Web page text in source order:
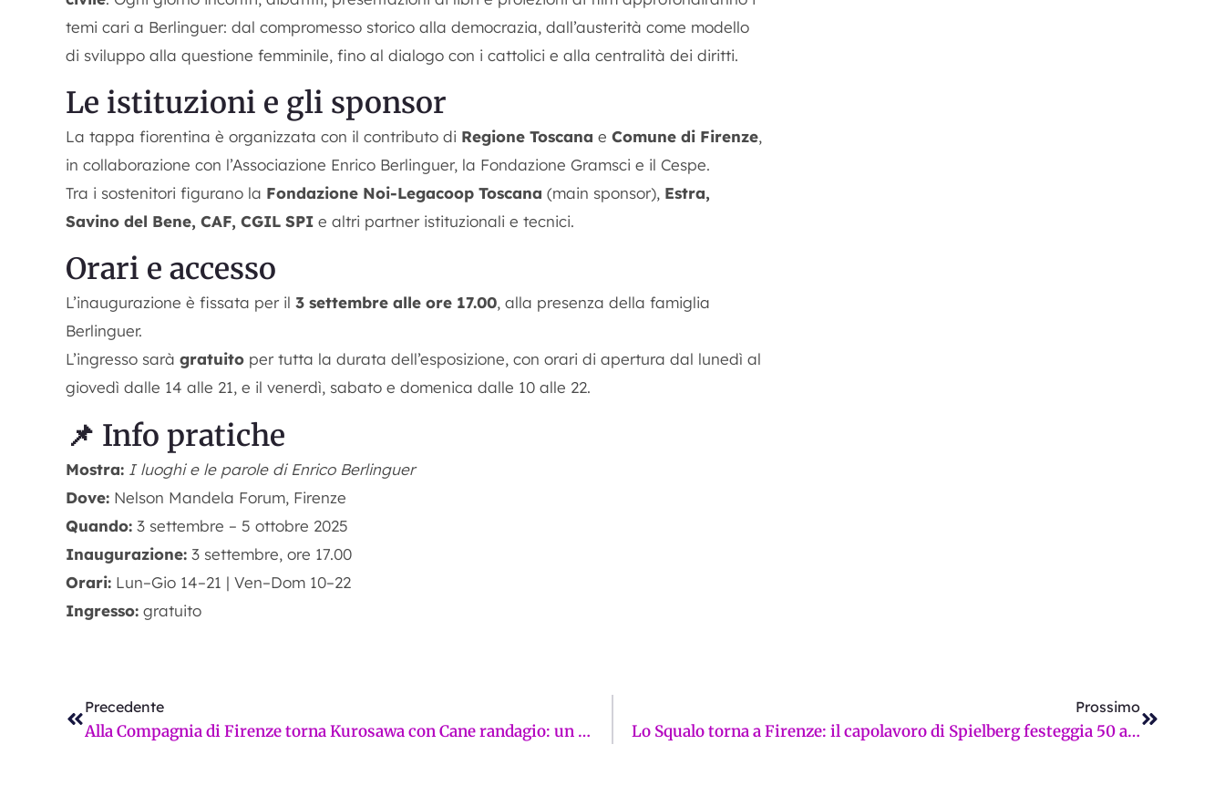
temi cari a Berlinguer: dal compromesso storico alla democrazia, dall’austerità come modello
di sviluppo alla questione femminile, fino al dialogo con i cattolici e alla centralità dei diritti.
Le istituzioni e gli sponsor
La tappa fiorentina è organizzata con il contributo di Regione Toscana e Comune di Firenze,
in collaborazione con l’Associazione Enrico Berlinguer, la Fondazione Gramsci e il Cespe.
Tra i sostenitori figurano la Fondazione Noi-Legacoop Toscana (main sponsor), Estra,
Savino del Bene, CAF, CGIL SPI e altri partner istituzionali e tecnici.
Orari e accesso
L’inaugurazione è fissata per il 3 settembre alle ore 17.00, alla presenza della famiglia
Berlinguer.
L’ingresso sarà gratuito per tutta la durata dell’esposizione, con orari di apertura dal lunedì al
giovedì dalle 14 alle 21, e il venerdì, sabato e domenica dalle 10 alle 22.
📌 Info pratiche
Mostra: I luoghi e le parole di Enrico Berlinguer
Dove: Nelson Mandela Forum, Firenze
Quando: 3 settembre – 5 ottobre 2025
Inaugurazione: 3 settembre, ore 17.00
Orari: Lun–Gio 14–21 | Ven–Dom 10–22
Ingresso: gratuito
Precedente
Alla Compagnia di Firenze torna Kurosawa con Cane randagio: un viaggio nell’anima del noir giapponese
Prossimo
Lo Squalo torna a Firenze: il capolavoro di Spielberg festeggia 50 anni alla Giunti Odeon